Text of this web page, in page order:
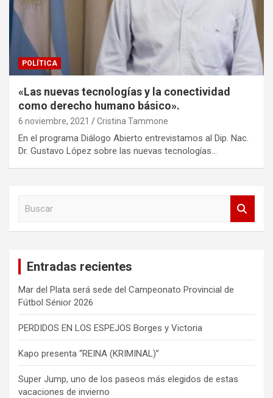
POLÍTICA
«Las nuevas tecnologías y la conectividad
como derecho humano básico».
6 noviembre, 2021 Cristina Tammone
En el programa Diálogo Abierto entrevistamos al Dip. Nac.
Dr. Gustavo López sobre las nuevas tecnologías…
Entradas recientes
Mar del Plata será sede del Campeonato Provincial de
Fútbol Sénior 2026
PERDIDOS EN LOS ESPEJOS Borges y Victoria
Kapo presenta “REINA (KRIMINAL)”
Super Jump, uno de los paseos más elegidos de estas
vacaciones de invierno